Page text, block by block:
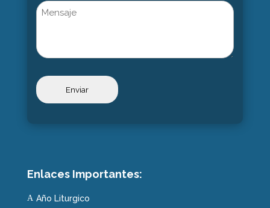
Untitled
Enlaces Importantes:
A Año Liturgico